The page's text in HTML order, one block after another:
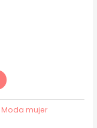
Moda mujer